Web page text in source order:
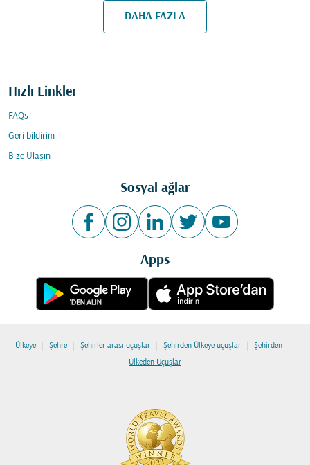
DAHA FAZLA
Hızlı Linkler
FAQs
Geri bildirim
Bize Ulaşın
Sosyal ağlar
Apps
Ülkeye | Şehre | Şehirler arası uçuşlar | Şehirden Ülkeye uçuşlar | Şehirden |
Ülkeden Uçuşlar